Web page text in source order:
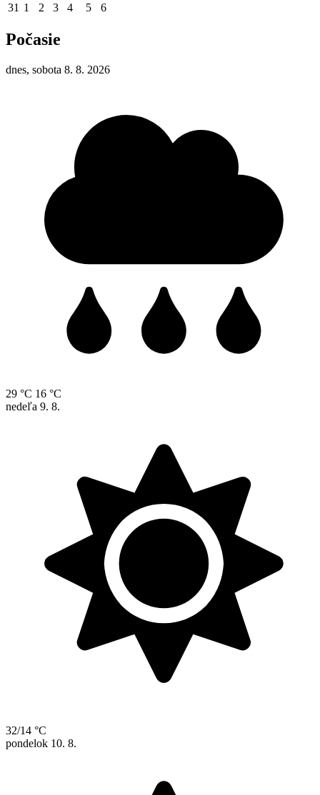
31 1 2 3 4 5 6
Počasie
dnes, sobota 8. 8. 2026
29 °C 16 °C
nedeľa 9. 8.
32/14 °C
pondelok 10. 8.